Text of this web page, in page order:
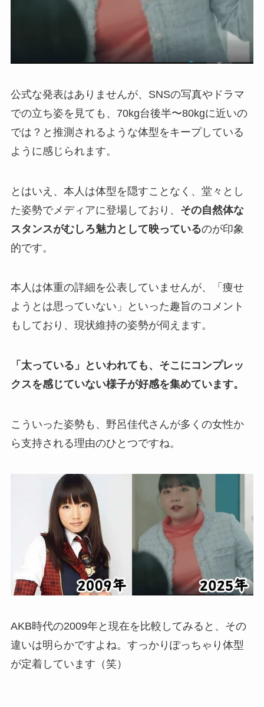
公式な発表はありませんが、SNSの写真やドラマ
での立ち姿を見ても、70kg台後半〜80kgに近いの
では？と推測されるような体型をキープしている
ように感じられます。
とはいえ、本人は体型を隠すことなく、堂々とし
た姿勢でメディアに登場しており、 その自然体な
スタンスがむしろ魅力として映っているのが印象
的です。
本人は体重の詳細を公表していませんが、「痩せ
ようとは思っていない」といった趣旨のコメント
もしており、現状維持の姿勢が伺えます。
「太っている」といわれても、そこにコンプレッ
クスを感じていない様子が好感を集めています。
こういった姿勢も、野呂佳代さんが多くの女性か
ら支持される理由のひとつですね。
AKB時代の2009年と現在を比較してみると、その
違いは明らかですよね。すっかりぽっちゃり体型
が定着しています（笑）